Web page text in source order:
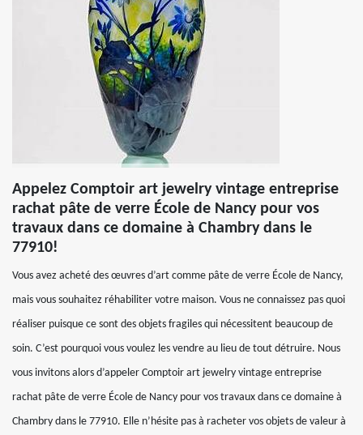
Appelez Comptoir art jewelry vintage entreprise
rachat pâte de verre École de Nancy pour vos
travaux dans ce domaine à Chambry dans le
77910!
Vous avez acheté des œuvres d’art comme pâte de verre École de Nancy,
mais vous souhaitez réhabiliter votre maison. Vous ne connaissez pas quoi
réaliser puisque ce sont des objets fragiles qui nécessitent beaucoup de
soin. C’est pourquoi vous voulez les vendre au lieu de tout détruire. Nous
vous invitons alors d’appeler Comptoir art jewelry vintage entreprise
rachat pâte de verre École de Nancy pour vos travaux dans ce domaine à
Chambry dans le 77910. Elle n’hésite pas à racheter vos objets de valeur à